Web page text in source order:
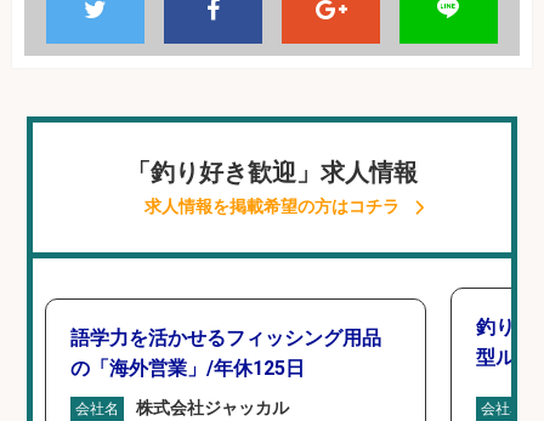
「釣り好き歓迎」求人情報
求人情報を掲載希望の方はコチラ
語学力を活かせるフィッシング用品
の「海外営業」/年休125日
会社名 株式会社ジャッカル
釣り好
型ルー
会社名